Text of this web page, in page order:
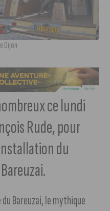
Dijon
ce lundi
Rude, pour
du
Bareuzai, le mythique